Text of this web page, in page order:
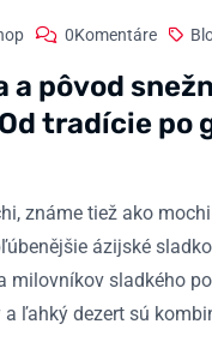
0Komentáre
a pôvod
tradície po
známe tiež ako
ázijské
milovníkov sladkého
a ľahký dezert sú